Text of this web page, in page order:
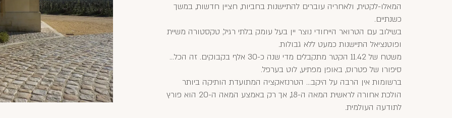
המאלו-לקטית, ולאחריה עוברים להתיישנות בחביות, חציין חדשות, במשך
כשנתיים.
בשילוב עם הטרואר הייחודי נוצר יין בעל עומק בלתי רגיל, טקסטורה משיית
ופוטנציאל התיישנות כמעט ללא גבולות.
משטח של 11.42 הקטר מתקבלים מדי שנה כ-30 אלף בקבוקים. זה הכל...
סיפורו של פטרוס, באופן מפתיע, לוט בערפל.
ברשומות אין הרבה על היקב... הטרנזאקציה המתועדת הותיקה ביותר
הולכת אחורה לראשית המאה ה-18, אך רק באמצע המאה ה-20 הוא פורץ
לתודעה העולמית.